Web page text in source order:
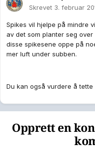
Skrevet 3. februar
Spikes vil hjelpe på mindre
av det som planter seg
disse spikesene oppe på
mer luft under subben.
Du kan også vurdere å
Opprett en